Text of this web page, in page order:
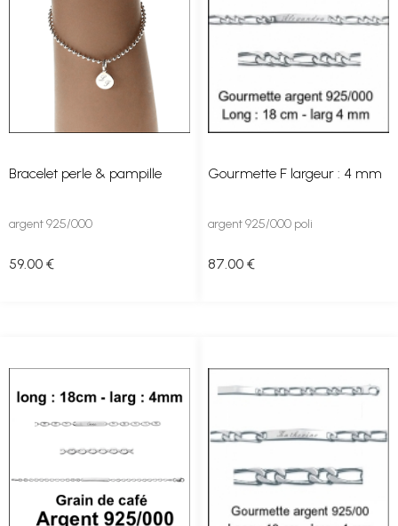
Bracelet perle & pampille
argent 925/000
59.00 €
Gourmette F largeur : 4 mm
argent 925/000 poli
87 .00 €